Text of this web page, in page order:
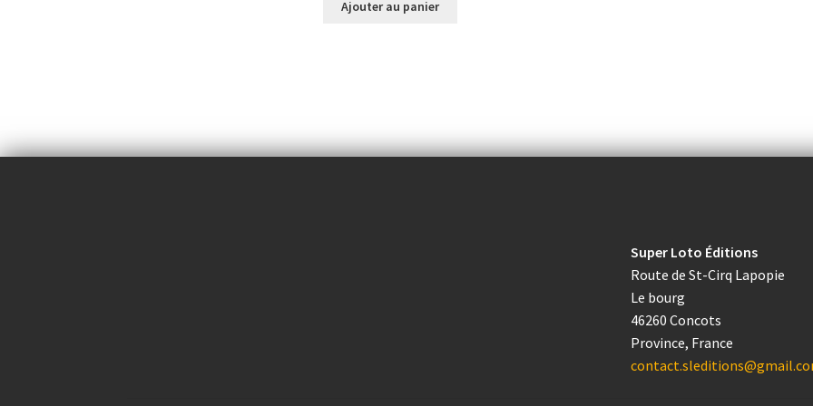
Ajouter au panier
Super Loto Éditions
Route de St-Cirq Lapopie
Le bourg
46260 Concots
Province, France